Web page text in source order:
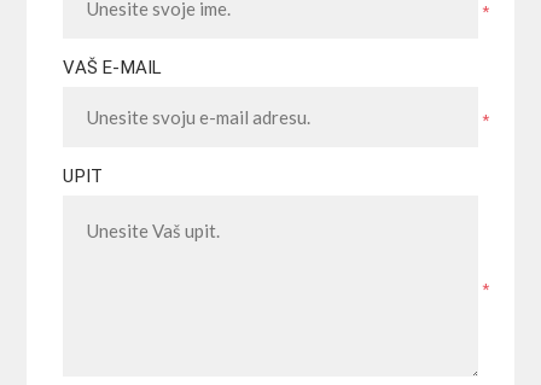
*
VAŠ E-MAIL
*
UPIT
*